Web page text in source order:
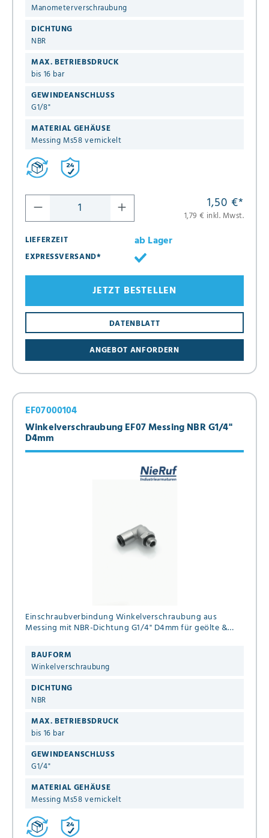
Manometerverschraubung
DICHTUNG
NBR
MAX. BETRIEBSDRUCK
bis 16 bar
GEWINDEANSCHLUSS
G1/8"
MATERIAL GEHÄUSE
Messing Ms58 vernickelt
1,50 €*
1,79 € inkl. Mwst.
LIEFERZEIT
ab Lager
EXPRESSVERSAND*
ANGEBOT ANFORDERN
DATENBLATT
JETZT BESTELLEN
Winkelverschraubung EF07 Messing NBR G1/4"
D4mm
EF07000104
Einschraubverbindung Winkelverschraubung aus
Messing mit NBR-Dichtung G1/4" D4mm für geölte &
BAUFORM
Winkelverschraubung
DICHTUNG
NBR
MAX. BETRIEBSDRUCK
bis 16 bar
GEWINDEANSCHLUSS
G1/4"
MATERIAL GEHÄUSE
Messing Ms58 vernickelt